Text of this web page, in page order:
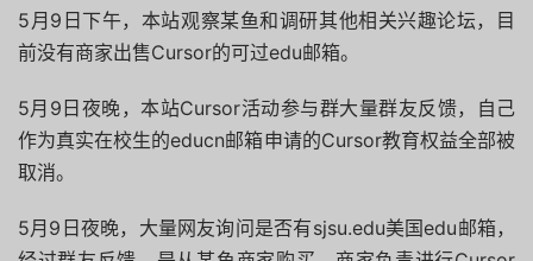
5月9日下午，本站观察某鱼和调研其他相关兴趣论坛，目
前没有商家出售Cursor的可过edu邮箱。
5月9日夜晚，本站Cursor活动参与群大量群友反馈，自己
作为真实在校生的educn邮箱申请的Cursor教育权益全部被
取消。
5月9日夜晚，大量网友询问是否有sjsu.edu美国edu邮箱，